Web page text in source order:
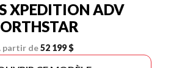
XPEDITION ADV
partir de52 199 $